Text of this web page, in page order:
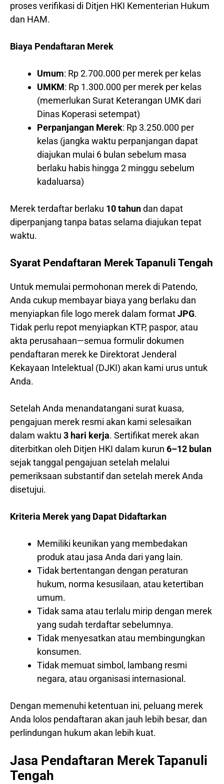
proses verifikasi di Ditjen HKI Kementerian Hukum
dan HAM.
Biaya Pendaftaran Merek
Umum: Rp 2.700.000 per merek per kelas
UMKM: Rp 1.300.000 per merek per kelas
(memerlukan Surat Keterangan UMK dari
Dinas Koperasi setempat)
Perpanjangan Merek: Rp 3.250.000 per
kelas (jangka waktu perpanjangan dapat
diajukan mulai 6 bulan sebelum masa
berlaku habis hingga 2 minggu sebelum
kadaluarsa)
Merek terdaftar berlaku 10 tahundan dapat
diperpanjang tanpa batas selama diajukan tepat
waktu.
Syarat Pendaftaran Merek Tapanuli Tengah
Untuk memulai permohonan merek di Patendo,
Anda cukup membayar biaya yang berlaku dan
menyiapkan file logo merek dalam formatJPG.
Tidak perlu repot menyiapkan KTP, paspor, atau
akta perusahaan—semua formulir dokumen
pendaftaran merek ke Direktorat Jenderal
Kekayaan Intelektual (DJKI) akan kami urus untuk
Anda.
Setelah Anda menandatangani surat kuasa,
pengajuan merek resmi akan kami selesaikan
dalam waktu 3 hari kerja. Sertifikat merek akan
diterbitkan oleh Ditjen HKI dalam kurun 6–12 bulan
sejak tanggal pengajuan setelah melalui
pemeriksaan substantif dan setelah merek Anda
disetujui.
Kriteria Merek yang Dapat Didaftarkan
Memiliki keunikan yang membedakan
produk atau jasa Anda dari yang lain.
Tidak bertentangan dengan peraturan
hukum, norma kesusilaan, atau ketertiban
umum.
Tidak sama atau terlalu mirip dengan merek
yang sudah terdaftar sebelumnya.
Tidak menyesatkan atau membingungkan
konsumen.
Tidak memuat simbol, lambang resmi
negara, atau organisasi internasional.
Dengan memenuhi ketentuan ini, peluang merek
Anda lolos pendaftaran akan jauh lebih besar, dan
perlindungan hukum akan lebih kuat.
Jasa Pendaftaran Merek Tapanuli
Tengah